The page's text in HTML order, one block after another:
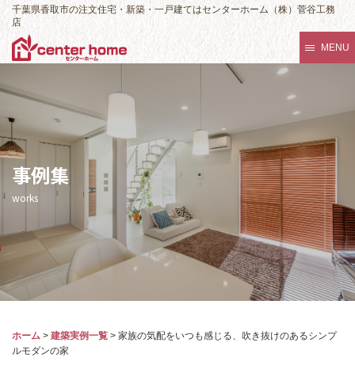
千葉県香取市の注文住宅・新築・一戸建てはセンターホーム（株）菅谷工務
店
MENU
事例集
works
ホーム > 建築実例一覧 > 家族の気配をいつも感じる、吹き抜けのあるシンプ
ルモダンの家